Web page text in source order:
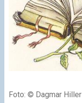
Foto: © Dagmar Hiller